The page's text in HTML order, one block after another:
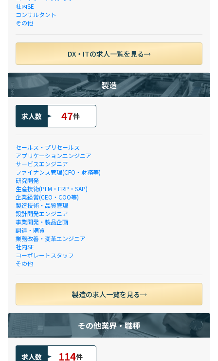
社内SE
コンサルタント
その他
DX・ITの求人一覧を見る
製造
求人数 47件
セールス・プリセールス
アプリケーションエンジニア
サービスエンジニア
ファイナンス管理(CFO・財務等)
研究開発
生産技術(PLM・ERP・SAP)
企業経営(CEO・COO等)
製造技術・品質管理
設計開発エンジニア
事業開発・製品企画
調達・購買
業務改善・変革エンジニア
社内SE
コーポレートスタッフ
その他
製造の求人一覧を見る
その他業界・職種
求人数 114件